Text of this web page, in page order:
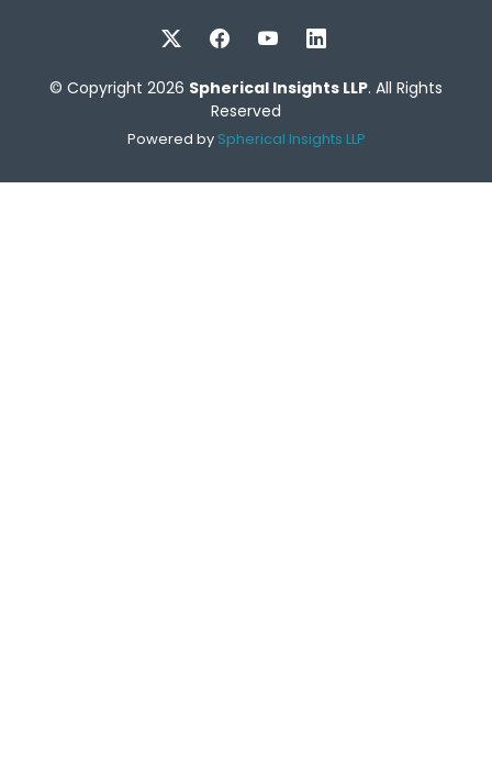
© Copyright 2026 Spherical Insights LLP. All Rights
Reserved
Powered by Spherical Insights LLP